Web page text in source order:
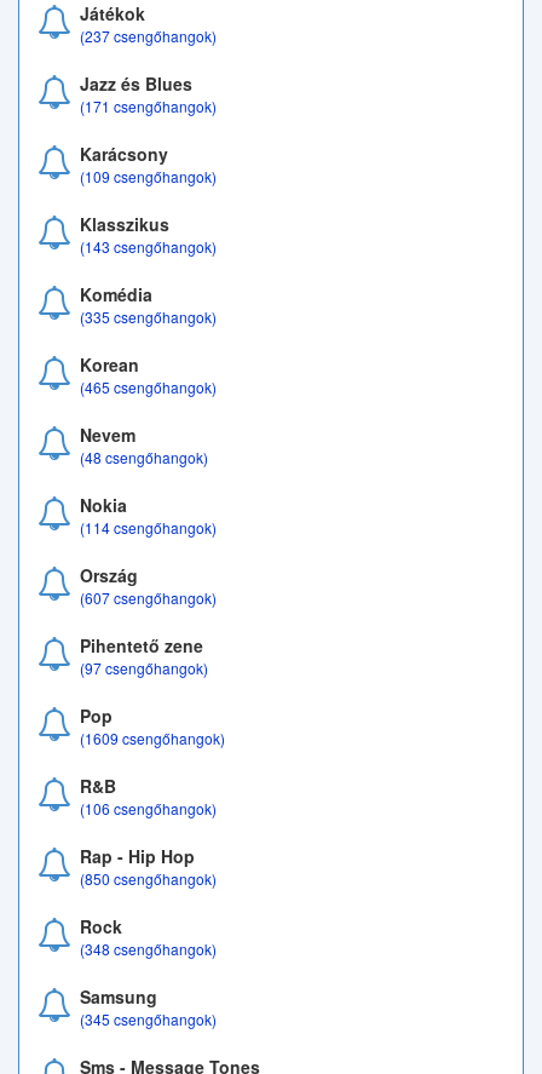
Játékok
(237 csengőhangok)
Jazz és Blues
(171 csengőhangok)
Karácsony
(109 csengőhangok)
Klasszikus
(143 csengőhangok)
Komédia
(335 csengőhangok)
Korean
(465 csengőhangok)
Nevem
(48 csengőhangok)
Nokia
(114 csengőhangok)
Ország
(607 csengőhangok)
Pihentető zene
(97 csengőhangok)
Pop
(1609 csengőhangok)
R&B
(106 csengőhangok)
Rap - Hip Hop
(850 csengőhangok)
Rock
(348 csengőhangok)
Samsung
(345 csengőhangok)
Sms - Message Tones